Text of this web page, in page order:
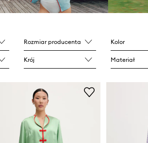
Rozmiar producenta Kolor
Krój Materiał